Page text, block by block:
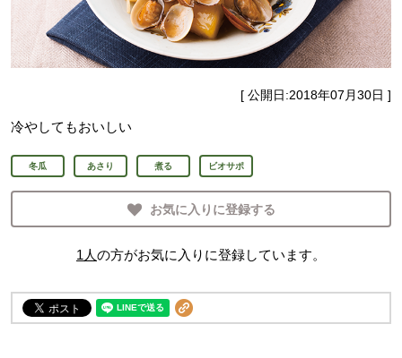
[ 公開日:2018年07月30日 ]
冷やしてもおいしい
冬瓜 あさり 煮る ビオサポ
お気に入りに登録する
1 人の方がお気に入りに登録しています。